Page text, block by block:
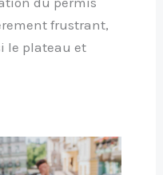
frustrant,
le plateau et